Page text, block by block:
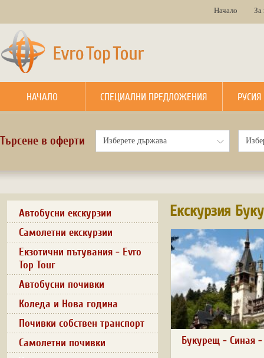
Начало За
НАЧАЛО СПЕЦИАЛНИ ПРЕДЛОЖЕНИЯ РУСИЯ
Търсене в оферти
Автобусни екскурзии
Самолетни екскурзии
Екзотични пътувания - Evro
Top Tour
Автобусни почивки
Коледа и Нова година
Почивки собствен транспорт
Самолетни почивки
Екскурзия
Букурещ - Синая